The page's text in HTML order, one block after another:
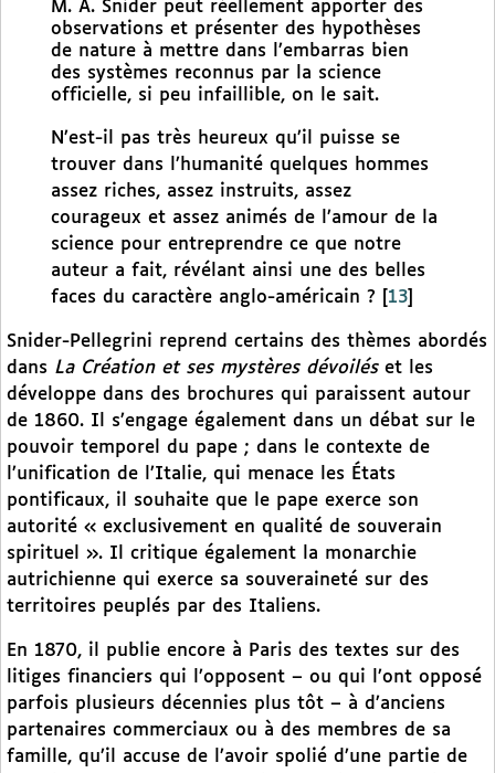
M. A. Snider peut réellement apporter des
observations et présenter des hypothèses
de nature à mettre dans l’embarras bien
des systèmes reconnus par la science
officielle, si peu infaillible, on le sait.
N’est-il pas très heureux qu’il puisse se
trouver dans l’humanité quelques hommes
assez riches, assez instruits, assez
courageux et assez animés de l’amour de la
science pour entreprendre ce que notre
auteur a fait, révélant ainsi une des belles
faces du caractère anglo-américain ?
13
Snider-Pellegrini reprend certains des thèmes abordés
dans La Création et ses mystères dévoilés et les
développe dans des brochures qui paraissent autour
de 1860. Il s’engage également dans un débat sur le
pouvoir temporel du pape ; dans le contexte de
l’unification de l’Italie, qui menace les États
pontificaux, il souhaite que le pape exerce son
autorité « exclusivement en qualité de souverain
spirituel ». Il critique également la monarchie
autrichienne qui exerce sa souveraineté sur des
territoires peuplés par des Italiens.
En 1870, il publie encore à Paris des textes sur des
litiges financiers qui l’opposent – ou qui l’ont opposé
parfois plusieurs décennies plus tôt – à d’anciens
partenaires commerciaux ou à des membres de sa
famille, qu’il accuse de l’avoir spolié d’une partie de